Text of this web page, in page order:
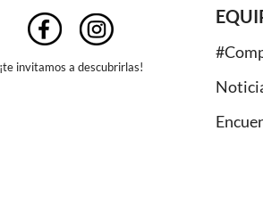
¡te invitamos a descubrirlas!